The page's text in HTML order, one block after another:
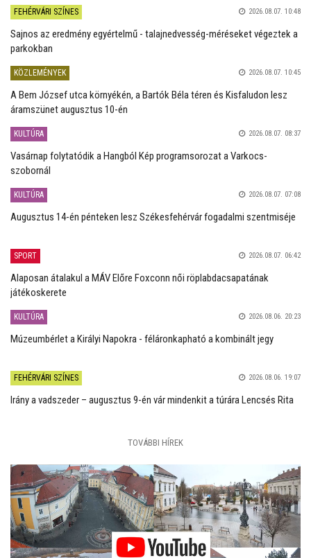
FEHÉRVÁRI SZÍNES 2026.08.07. 10:48
Sajnos az eredmény egyértelmű - talajnedvesség-méréseket végeztek a
parkokban
KÖZLEMÉNYEK 2026.08.07. 10:45
A Bem József utca környékén, a Bartók Béla téren és Kisfaludon lesz
áramszünet augusztus 10-én
KULTÚRA 2026.08.07. 08:37
Vasárnap folytatódik a Hangból Kép programsorozat a Varkocs-
szobornál
KULTÚRA 2026.08.07. 07:08
Augusztus 14-én pénteken lesz Székesfehérvár fogadalmi szentmiséje
SPORT 2026.08.07. 06:42
Alaposan átalakul a MÁV Előre Foxconn női röplabdacsapatának
játékoskerete
KULTÚRA 2026.08.06. 20:23
Múzeumbérlet a Királyi Napokra - féláronkapható a kombinált jegy
FEHÉRVÁRI SZÍNES 2026.08.06. 19:07
Irány a vadszeder – augusztus 9-én vár mindenkit a túrára Lencsés Rita
TOVÁBBI HÍREK